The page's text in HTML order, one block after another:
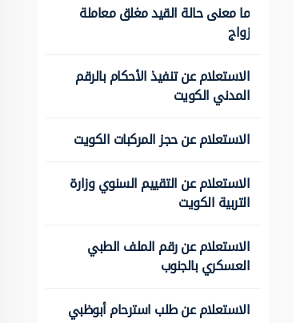
ما معنى حالة القيد مغلق معاملة
زواج
الاستعلام عن تنفيذ الأحكام بالرقم
المدني الكويت
الاستعلام عن حجز المركبات الكويت
الاستعلام عن التقييم السنوي وزارة
التربية الكويت
الاستعلام عن رقم الملف الطبي
العسكري بالجنوب
الاستعلام عن طلب استرحام أبوظبي